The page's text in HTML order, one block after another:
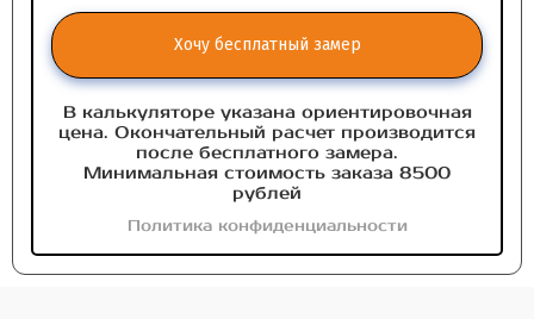
Хочу бесплатный замер
В калькуляторе указана ориентировочная
цена. Окончательный расчет производится
после бесплатного замера.
Минимальная стоимость заказа 8500
рублей
Политика конфиденциальности